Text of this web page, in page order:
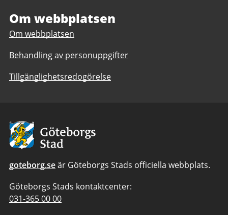
Om webbplatsen
Om webbplatsen
Behandling av personuppgifter
Tillgänglighetsredogörelse
Avsändare:
Göteborgs
Stad
goteborg.seär Göteborgs Stads officiella webbplats.
Göteborgs Stads kontaktcenter:
Telefonnummer
031-365 00 00